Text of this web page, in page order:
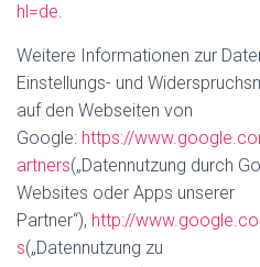
hl=de.
Weitere Informationen zur
Einstellungs- und
auf den Webseiten von
Google: https://
artners(„Datennutzung durch
Websites oder Apps unserer
Partner“), http://
s(„Datennutzung zu